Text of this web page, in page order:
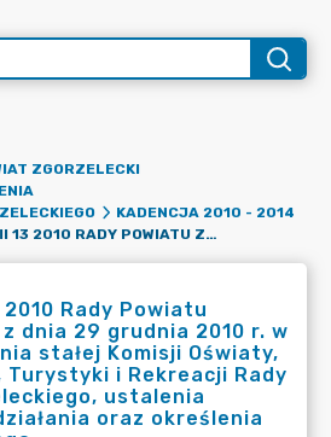
ZGORZELECKI
KADENCJA 2010 - 2014
UCHWAŁA NR II 13 2010 RADY POWIATU ZGORZELECKIEGO Z DNIA 29 GRUDNIA 2010 R. W SPRAWIE POWOŁANIA STAŁEJ KOMISJI OŚWIATY, KULTURY, SPORTU, TURYSTYKI I REKREACJI RADY POWIATU ZGORZELECKIEGO, USTALENIA PRZEDMIOTU JEJ DZIAŁANIA ORAZ OKREŚLENIA SKŁADU OSOBOWEGO.
2010 Rady Powiatu
dnia 29 grudnia 2010 r. w
stałej Komisji Oświaty,
i Rekreacji Rady
ustalenia
oraz określenia